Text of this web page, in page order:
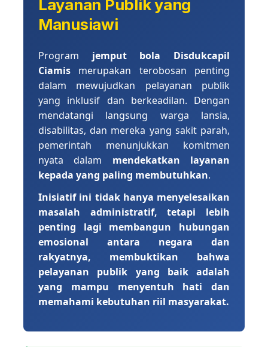
Layanan Publik yang
Manusiawi
Program jemput bola Disdukcapil
Ciamis merupakan terobosan penting
dalam mewujudkan pelayanan publik
yang inklusif dan berkeadilan. Dengan
mendatangi langsung warga lansia,
disabilitas, dan mereka yang sakit parah,
pemerintah menunjukkan komitmen
nyata dalam mendekatkan layanan
kepada yang paling membutuhkan.
Inisiatif ini tidak hanya menyelesaikan
masalah administratif, tetapi lebih
penting lagi membangun hubungan
emosional antara negara dan
rakyatnya, membuktikan bahwa
pelayanan publik yang baik adalah
yang mampu menyentuh hati dan
memahami kebutuhan riil masyarakat.